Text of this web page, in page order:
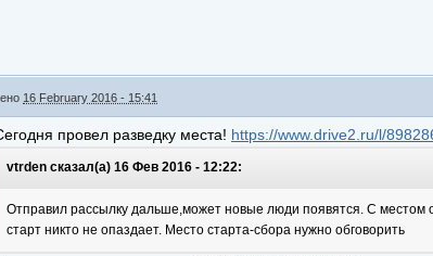
16 February 2016 - 15:41
провел разведку места! https://www.drive2.ru/l/
vtrden сказал(а) 16 Фев 2016 - 12:22:
Отправил рассылку дальше,может новые люди появятся. С местом
старт никто не опаздает. Место старта-сбора нужно обговорить